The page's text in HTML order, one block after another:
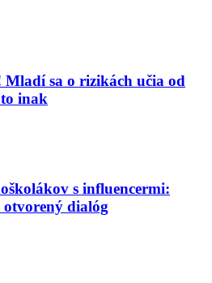
sa o rizikách učia od
inak
s influencermi:
otvorený dialóg